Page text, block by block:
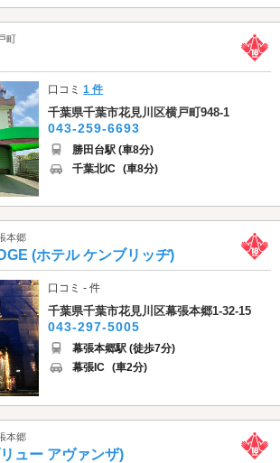
町
口コミ1 件
千葉県千葉市花見川区横戸町948-1
043-259-6693
勝田台駅 (車8分)
千葉北IC (車8分)
本郷
(ホテル ケンブリッヂ)
口コミ - 件
千葉県千葉市花見川区幕張本郷1-32-15
043-297-5005
幕張本郷駅 (徒歩7分)
幕張IC (車2分)
本郷
ュー アヴァンザ)